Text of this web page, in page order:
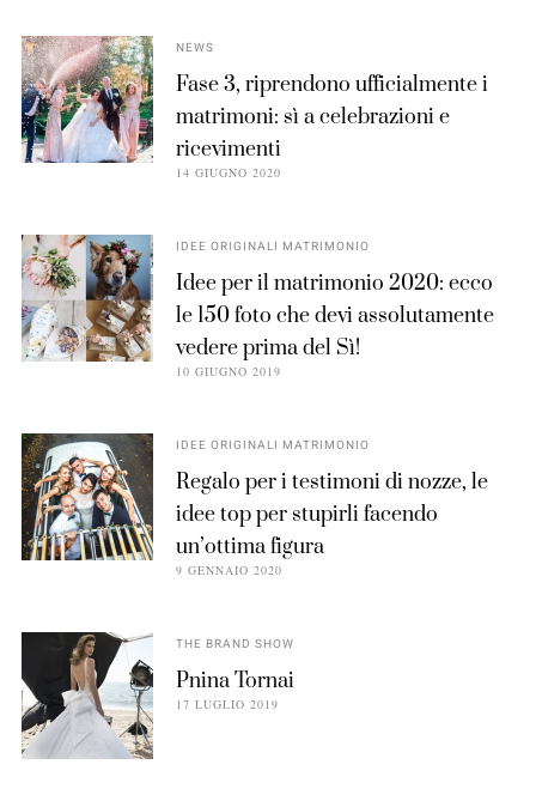
NEWS
Fase 3, riprendono ufficialmente i
matrimoni: sì a celebrazioni e
ricevimenti
14 GIUGNO 2020
IDEE ORIGINALI MATRIMONIO
Idee per il matrimonio 2020: ecco
le 150 foto che devi assolutamente
vedere prima del Sì!
10 GIUGNO 2019
IDEE ORIGINALI MATRIMONIO
Regalo per i testimoni di nozze, le
idee top per stupirli facendo
un’ottima figura
9 GENNAIO 2020
THE BRAND SHOW
Pnina Tornai
17 LUGLIO 2019